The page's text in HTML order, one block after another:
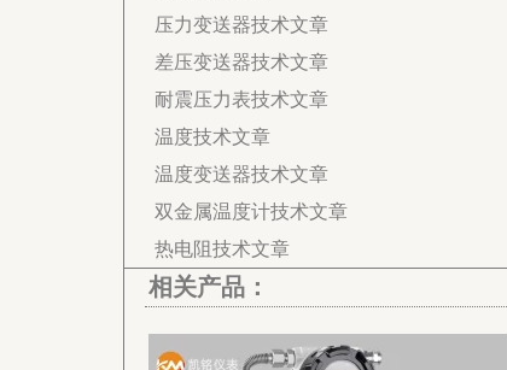
压力变送器技术文章
差压变送器技术文章
耐震压力表技术文章
温度技术文章
温度变送器技术文章
双金属温度计技术文章
热电阻技术文章
相关产品：